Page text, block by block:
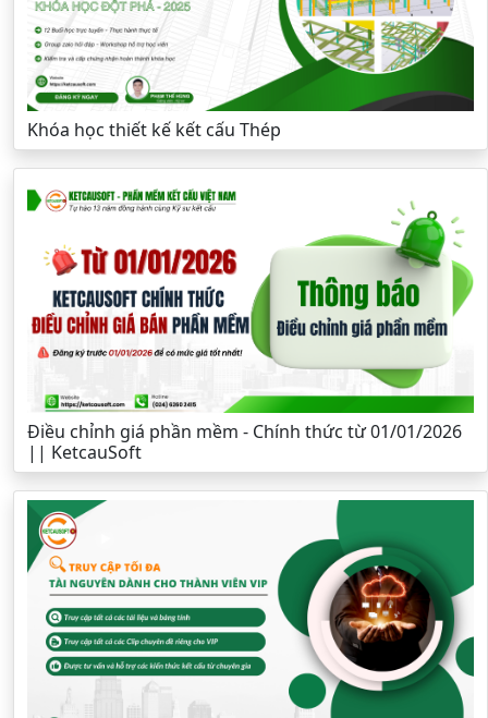
Khóa học thiết kế kết cấu Thép
Điều chỉnh giá phần mềm - Chính thức từ 01/01/2026
|| KetcauSoft